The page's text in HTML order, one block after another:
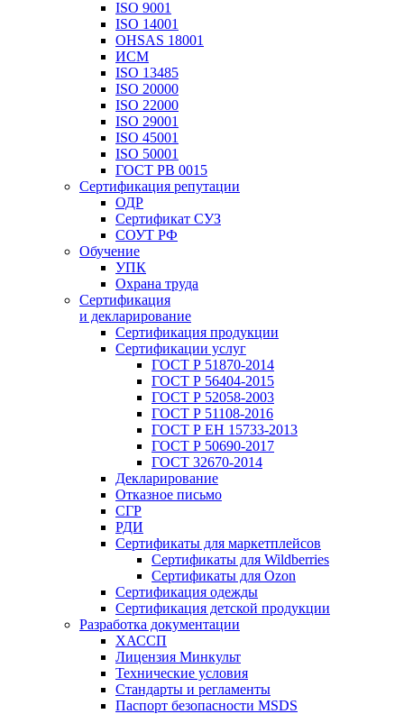
ISO 9001
ISO 14001
OHSAS 18001
ИСМ
ISO 13485
ISO 20000
ISO 22000
ISO 29001
ISO 45001
ISO 50001
ГОСТ РВ 0015
Сертификация репутации
ОДР
Сертификат СУЗ
СОУТ РФ
Обучение
УПК
Охрана труда
Сертификация
и декларирование
Сертификация продукции
Сертификации услуг
ГОСТ Р 51870-2014
ГОСТ Р 56404-2015
ГОСТ Р 52058-2003
ГОСТ Р 51108-2016
ГОСТ Р ЕН 15733-2013
ГОСТ Р 50690-2017
ГОСТ 32670-2014
Декларирование
Отказное письмо
СГР
РДИ
Сертификаты для маркетплейсов
Сертификаты для Wildberries
Сертификаты для Ozon
Сертификация одежды
Сертификация детской продукции
Разработка документации
ХАССП
Лицензия Минкульт
Технические условия
Стандарты и регламенты
Паспорт безопасности MSDS